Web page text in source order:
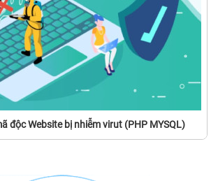
độc Website bị nhiễm virut (PHP MYSQL)